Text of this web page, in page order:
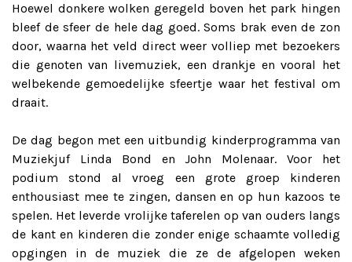
Hoewel donkere wolken geregeld boven het park hingen
bleef de sfeer de hele dag goed. Soms brak even de zon
door, waarna het veld direct weer volliep met bezoekers
die genoten van livemuziek, een drankje en vooral het
welbekende gemoedelijke sfeertje waar het festival om
draait.
De dag begon met een uitbundig kinderprogramma van
Muziekjuf Linda Bond en John Molenaar. Voor het
podium stond al vroeg een grote groep kinderen
enthousiast mee te zingen, dansen en op hun kazoos te
spelen. Het leverde vrolijke taferelen op van ouders langs
de kant en kinderen die zonder enige schaamte volledig
opgingen in de muziek die ze de afgelopen weken